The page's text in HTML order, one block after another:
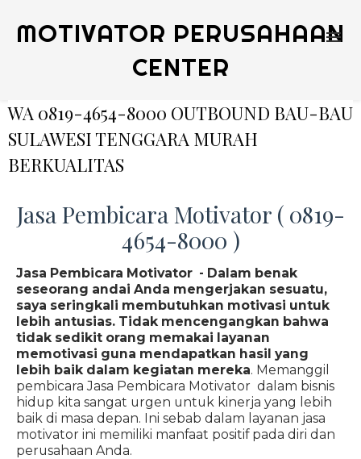
MOTIVATOR PERUSAHAAN
CENTER
WA 0819-4654-8000 OUTBOUND BAU-BAU
SULAWESI TENGGARA MURAH
BERKUALITAS
Jasa Pembicara Motivator ( 0819-
4654-8000 )
Jasa Pembicara Motivator - Dalam benak
seseorang andai Anda mengerjakan sesuatu,
saya seringkali membutuhkan motivasi untuk
lebih antusias. Tidak mencengangkan bahwa
tidak sedikit orang memakai layanan
memotivasi guna mendapatkan hasil yang
lebih baik dalam kegiatan mereka. Memanggil
pembicara Jasa Pembicara Motivator dalam bisnis
hidup kita sangat urgen untuk kinerja yang lebih
baik di masa depan. Ini sebab dalam layanan jasa
motivator ini memiliki manfaat positif pada diri dan
perusahaan Anda.